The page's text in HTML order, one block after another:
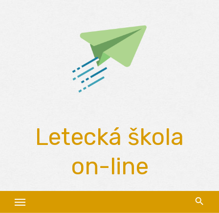
Letecká škola
on-line